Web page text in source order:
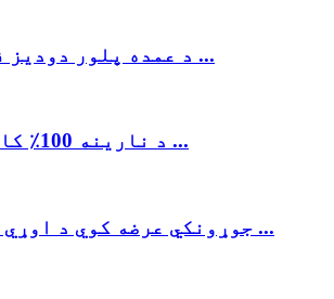
د عمده پلور دودیز فټ سمر ګالف پولو ټی شیر ...
د نارینه 100٪ کاټن لنډ آستین پولو کمیس ...
جوړونکي عرضه کوي د اوړي نارینه پولو ټي شرټ څوک ...